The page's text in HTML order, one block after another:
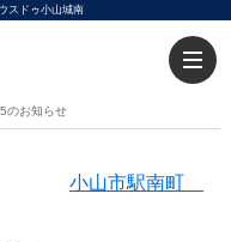
スドゥ小山城南
のお知らせ
小山市駅南町